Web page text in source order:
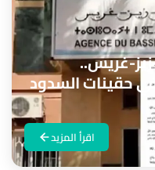
غريس..
حقينات السدود
اقرأ المزيد